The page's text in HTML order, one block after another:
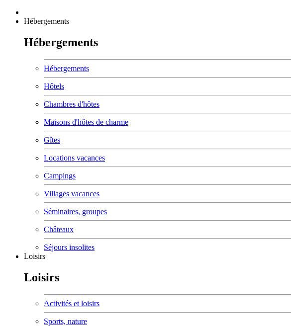
Hébergements
Hébergements
Hébergements
Hôtels
Chambres d'hôtes
Maisons d'hôtes de charme
Gîtes
Locations vacances
Campings
Villages vacances
Séminaires, groupes
Châteaux
Séjours insolites
Loisirs
Loisirs
Activités et loisirs
Sports, nature